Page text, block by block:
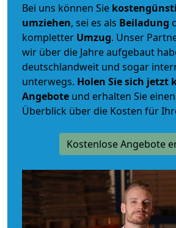
Bei uns können Sie
umziehen, sei es als Beiladung
kompletter Umzug. Unser
wir über die Jahre aufgebaut
deutschlandweit und sogar
unterwegs. Holen Sie sich jetzt
Angebote und erhalten Sie
Überblick über die Kosten für
Kostenlose Angebote